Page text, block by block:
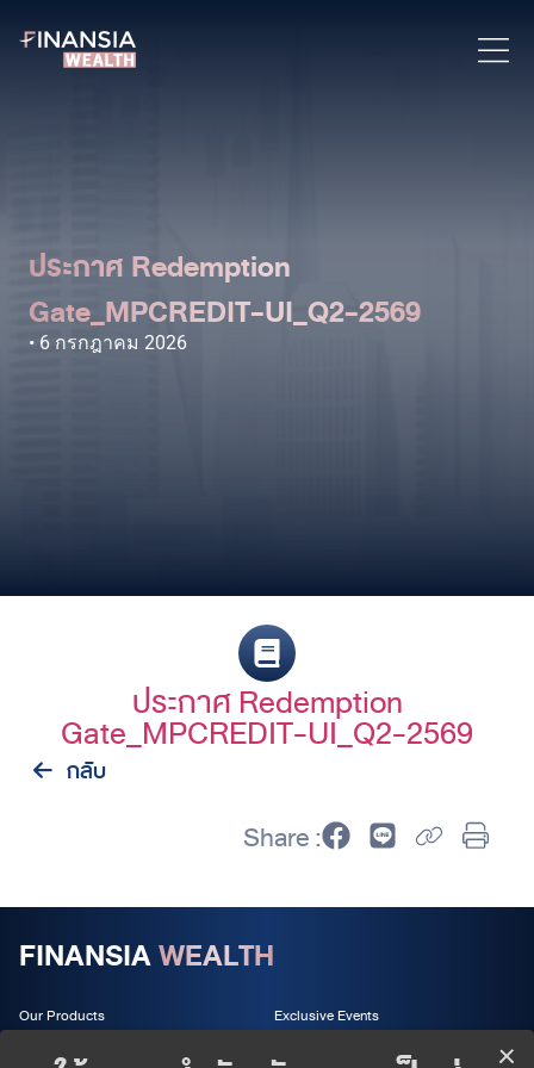
ประกาศ Redemption
Gate_MPCREDIT-UI_Q2-2569
6 กรกฎาคม 2026
ประกาศ Redemption
Gate_MPCREDIT-UI_Q2-2569
กลับ
Share :
FINANSIAWEALTH
Our Products Exclusive Events
Wealth Services About us